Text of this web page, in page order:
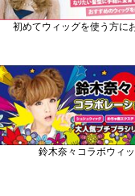
初めてウィッグを使う方に
鈴木奈々コラボウィ